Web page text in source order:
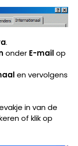
.
onder E-mailop
en vervolgens
in van de
of klik op